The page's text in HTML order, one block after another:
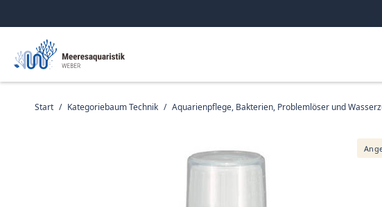
Start / Kategoriebaum Technik / Aquarienpflege, Bakterien, Problemlöser und